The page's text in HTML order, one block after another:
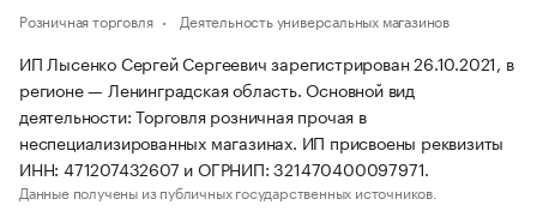
Розничная торговля Деятельность универсальных магазинов
ИП Лысенко Сергей Сергеевич зарегистрирован 26.10.2021, в
регионе — Ленинградская область. Основной вид
деятельности: Торговля розничная прочая в
неспециализированных магазинах. ИП присвоены реквизиты
ИНН: 471207432607 и ОГРНИП: 321470400097971.
Данные получены из публичных государственных источников.